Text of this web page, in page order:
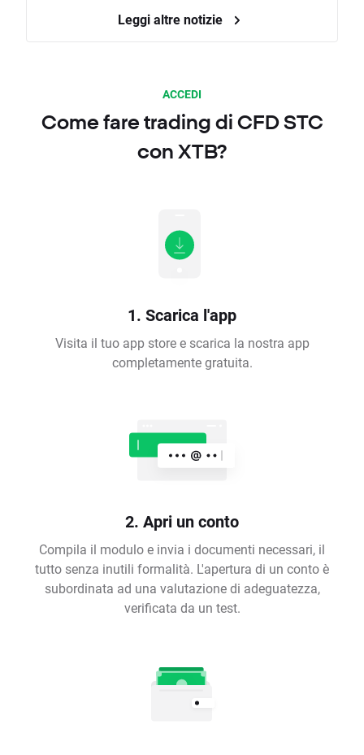
Leggi altre notizie
ACCEDI
Come fare trading di CFD STC
con XTB?
1. Scarica l'app
Visita il tuo app store e scarica la nostra app
completamente gratuita.
2. Apri un conto
Compila il modulo e invia i documenti necessari, il
tutto senza inutili formalità. L'apertura di un conto è
subordinata ad una valutazione di adeguatezza,
verificata da un test.